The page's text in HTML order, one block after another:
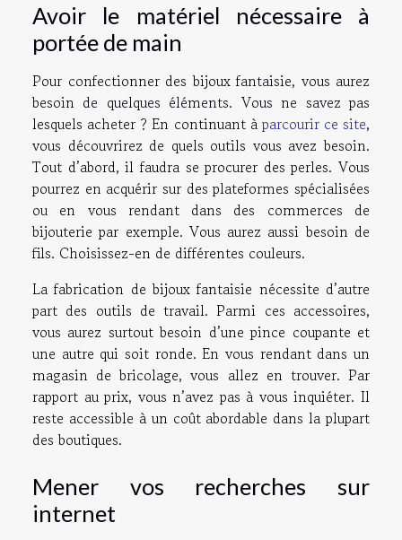
Avoir le matériel nécessaire à
portée de main
Pour confectionner des bijoux fantaisie, vous aurez
besoin de quelques éléments. Vous ne savez pas
lesquels acheter ? En continuant àparcourir ce site,
vous découvrirez de quels outils vous avez besoin.
Tout d’abord, il faudra se procurer des perles. Vous
pourrez en acquérir sur des plateformes spécialisées
ou en vous rendant dans des commerces de
bijouterie par exemple. Vous aurez aussi besoin de
fils. Choisissez-en de différentes couleurs.
La fabrication de bijoux fantaisie nécessite d’autre
part des outils de travail. Parmi ces accessoires,
vous aurez surtout besoin d’une pince coupante et
une autre qui soit ronde. En vous rendant dans un
magasin de bricolage, vous allez en trouver. Par
rapport au prix, vous n’avez pas à vous inquiéter. Il
reste accessible à un coût abordable dans la plupart
des boutiques.
Mener vos recherches sur
internet